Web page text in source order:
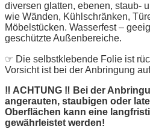
diversen glatten, ebenen, staub-
wie Wänden, Kühlschränken,
Möbelstücken. Wasserfest –
geschützte Außenbereiche.
☞ Die selbstklebende Folie ist
Vorsicht ist bei der Anbringung
‼ ACHTUNG ‼ Bei der
angerauten, staubigen oder
Oberflächen kann eine
gewährleistet werden!